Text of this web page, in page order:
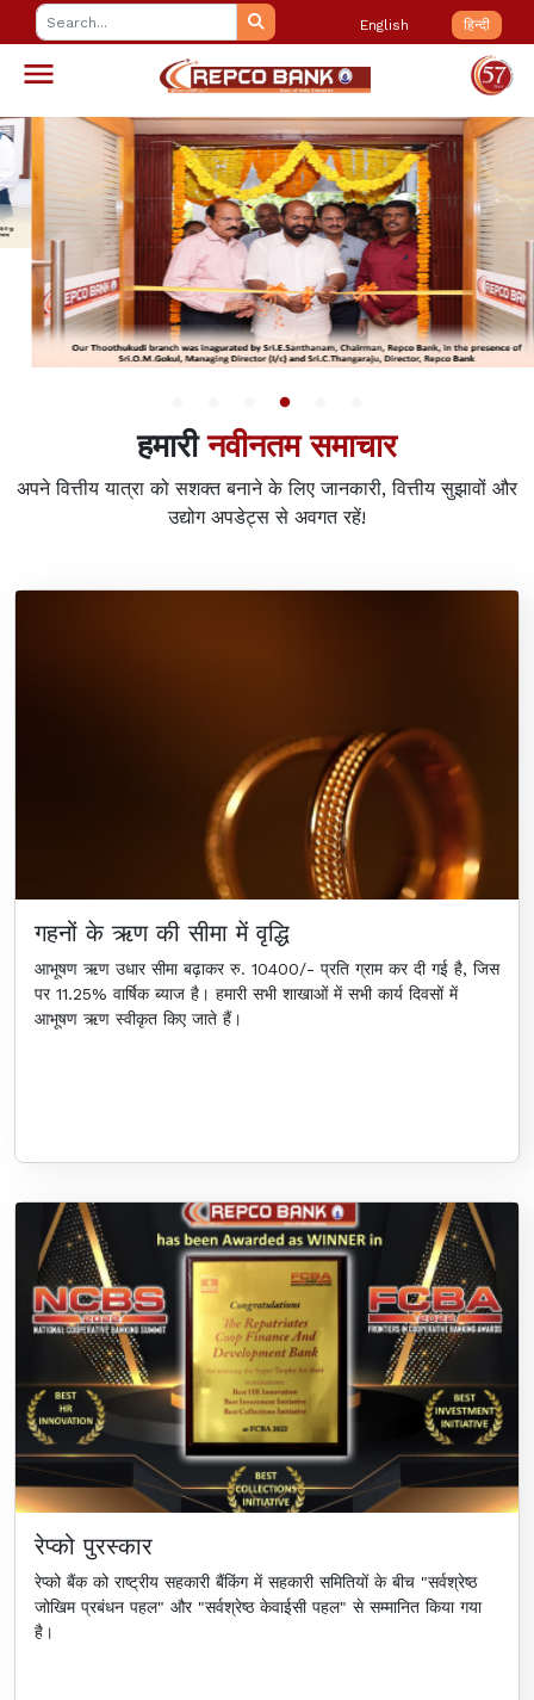
English हिन्दी
हमारीनवीनतम समाचार
अपने वित्तीय यात्रा को सशक्त बनाने के लिए जानकारी, वित्तीय सुझावों और
उद्योग अपडेट्स से अवगत रहें!
गहनों के ऋण की सीमा में वृद्धि
आभूषण ऋण उधार सीमा बढ़ाकर रु. 10400/- प्रति ग्राम कर दी गई है, जिस
पर 11.25% वार्षिक ब्याज है। हमारी सभी शाखाओं में सभी कार्य दिवसों में
आभूषण ऋण स्वीकृत किए जाते हैं।
रेप्को पुरस्कार
रेप्को बैंक को राष्ट्रीय सहकारी बैंकिंग में सहकारी समितियों के बीच "सर्वश्रेष्ठ
जोखिम प्रबंधन पहल" और "सर्वश्रेष्ठ केवाईसी पहल" से सम्मानित किया गया
है।